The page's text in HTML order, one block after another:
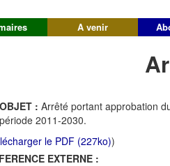
A venir
OBJET : Arrêté portant approbation
période 2011-2030.
le PDF (227ko))
EXTERNE :